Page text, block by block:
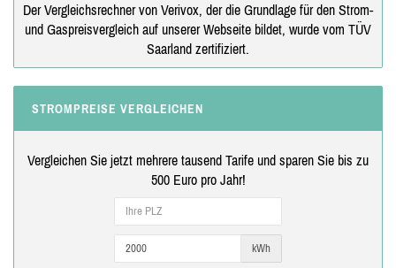
Der Vergleichsrechner von Verivox, der die Grundlage für den Strom-
und Gaspreisvergleich auf unserer Webseite bildet, wurde vom TÜV
Saarland zertifiziert.
STROMPREISE VERGLEICHEN
Vergleichen Sie jetzt mehrere tausend Tarife und sparen Sie bis zu
500 Euro pro Jahr!
kWh